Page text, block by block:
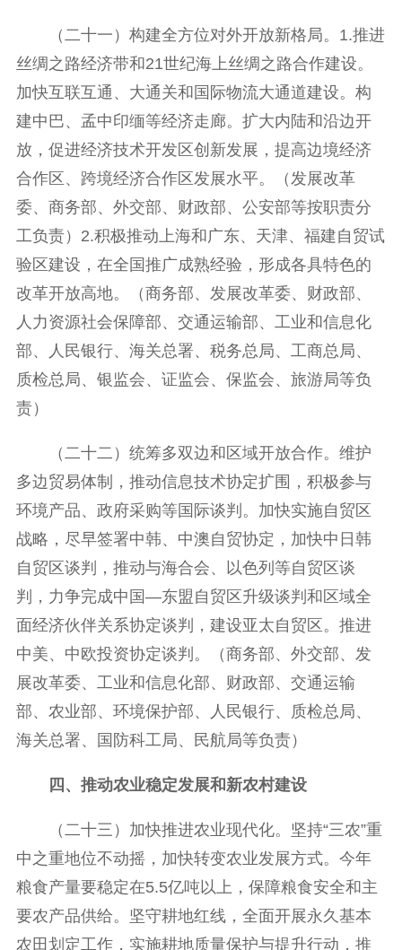
（二十一）构建全方位对外开放新格局。1.推进
丝绸之路经济带和21世纪海上丝绸之路合作建设。
加快互联互通、大通关和国际物流大通道建设。构
建中巴、孟中印缅等经济走廊。扩大内陆和沿边开
放，促进经济技术开发区创新发展，提高边境经济
合作区、跨境经济合作区发展水平。（发展改革
委、商务部、外交部、财政部、公安部等按职责分
工负责）2.积极推动上海和广东、天津、福建自贸试
验区建设，在全国推广成熟经验，形成各具特色的
改革开放高地。（商务部、发展改革委、财政部、
人力资源社会保障部、交通运输部、工业和信息化
部、人民银行、海关总署、税务总局、工商总局、
质检总局、银监会、证监会、保监会、旅游局等负
责）
（二十二）统筹多双边和区域开放合作。维护
多边贸易体制，推动信息技术协定扩围，积极参与
环境产品、政府采购等国际谈判。加快实施自贸区
战略，尽早签署中韩、中澳自贸协定，加快中日韩
自贸区谈判，推动与海合会、以色列等自贸区谈
判，力争完成中国—东盟自贸区升级谈判和区域全
面经济伙伴关系协定谈判，建设亚太自贸区。推进
中美、中欧投资协定谈判。（商务部、外交部、发
展改革委、工业和信息化部、财政部、交通运输
部、农业部、环境保护部、人民银行、质检总局、
海关总署、国防科工局、民航局等负责）
四、推动农业稳定发展和新农村建设
（二十三）加快推进农业现代化。坚持“三农”重
中之重地位不动摇，加快转变农业发展方式。今年
粮食产量要稳定在5.5亿吨以上，保障粮食安全和主
要农产品供给。坚守耕地红线，全面开展永久基本
农田划定工作，实施耕地质量保护与提升行动，推